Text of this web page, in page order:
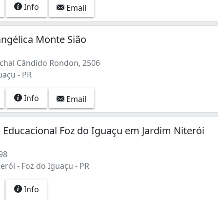
Info Email
Monte Sião
Cândido Rondon, 2506
- PR
Info Email
Educacional Foz do Iguaçu em Jardim Niterói
- Foz do Iguaçu - PR
Info